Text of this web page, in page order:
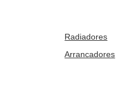
Radiadores
Arrancadores